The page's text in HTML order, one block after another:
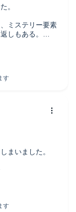
。
ミステリー要素
しもある。
圧倒的で音楽小
で、漫画やドラ
公と、恋人のヴ
介との比較など
素晴らしすぎま
。
まいました。